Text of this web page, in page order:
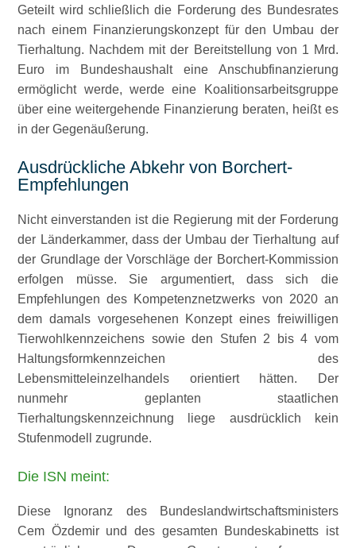
Geteilt wird schließlich die Forderung des Bundesrates
nach einem Finanzierungskonzept für den Umbau der
Tierhaltung. Nachdem mit der Bereitstellung von 1 Mrd.
Euro im Bundeshaushalt eine Anschubfinanzierung
ermöglicht werde, werde eine Koalitionsarbeitsgruppe
über eine weitergehende Finanzierung beraten, heißt es
in der Gegenäußerung.
Ausdrückliche Abkehr von Borchert-
Empfehlungen
Nicht einverstanden ist die Regierung mit der Forderung
der Länderkammer, dass der Umbau der Tierhaltung auf
der Grundlage der Vorschläge der Borchert-Kommission
erfolgen müsse. Sie argumentiert, dass sich die
Empfehlungen des Kompetenznetzwerks von 2020 an
dem damals vorgesehenen Konzept eines freiwilligen
Tierwohlkennzeichens sowie den Stufen 2 bis 4 vom
Haltungsformkennzeichen des
Lebensmitteleinzelhandels orientiert hätten. Der
nunmehr geplanten staatlichen
Tierhaltungskennzeichnung liege ausdrücklich kein
Stufenmodell zugrunde.
Die ISN meint:
Diese Ignoranz des Bundeslandwirtschaftsministers
Cem Özdemir und des gesamten Bundeskabinetts ist